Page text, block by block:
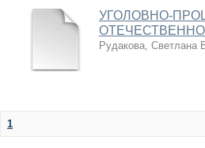
УГОЛОВНО-
Рудакова, Светлана
1